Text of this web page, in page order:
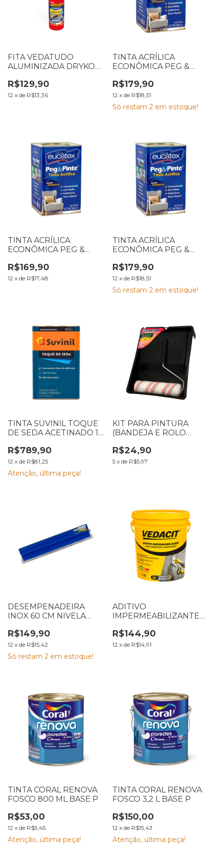
FITA VEDATUDO
ALUMINIZADA DRYKO
METROS
R$129,90
12 x de R$13,36
TINTA ACRÍLICA
ECONÔMICA PEG &
R$179,90
12 x de R$18,51
Só restam 2 em estoque!
TINTA ACRÍLICA
ECONÔMICA PEG &
NEVE
R$169,90
12 x de R$17,48
TINTA ACRÍLICA
ECONÔMICA PEG &
GELO
R$179,90
12 x de R$18,51
Só restam 2 em estoque!
TINTA SUVINIL TOQUE
DE SEDA ACETINADO 18
R$789,90
12 x de R$81,25
Atenção, última peça!
KIT PARA PINTURA
(BANDEJA E ROLO
805
R$24,90
5 x de R$5,97
DESEMPENADEIRA
INOX 60 CM NIVELA
R$149,90
12 x de R$15,42
Só restam 2 em estoque!
ADITIVO
IMPERMEABILIZANTE
R$144,90
12 x de R$14,91
TINTA CORAL RENOVA
FOSCO 800 ML BASE P
R$53,00
12 x de R$5,45
Atenção, última peça!
TINTA CORAL RENOVA
FOSCO 3,2 L BASE P
R$150,00
12 x de R$15,43
Atenção, última peça!